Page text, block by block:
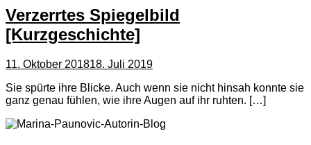
Verzerrtes Spiegelbild
[Kurzgeschichte]
11. Oktober 201818. Juli 2019
Sie spürte ihre Blicke. Auch wenn sie nicht hinsah konnte sie
ganz genau fühlen, wie ihre Augen auf ihr ruhten. […]